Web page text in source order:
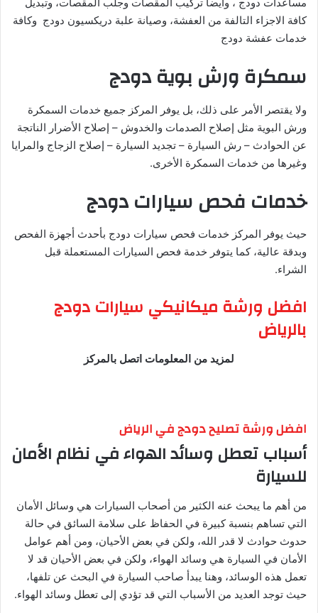
كافة الاجزاء التالفة من العفشة، وصيانة علبة دريكسيون دودج وكافة
خدمات عفشة دودج
سمكرة ورش بوية دودج
ولا يقتصر الأمر على ذلك، بل يوفر المركز جميع خدمات السمكرة
ورش البوية مثل إصلاح الصدمات والخدوش – إصلاح الأضرار الناتجة
عن الحوادث – رش السيارة – تجديد السيارة – إصلاح الزجاج والمرايا
وغيرها من خدمات السمكرة الأخرى.
خدمات فحص سيارات دودج
حيث يوفر المركز خدمات فحص سيارات دودج بأحدث أجهزة الفحص
وبدقة عالية، كما يتوفر خدمة فحص السيارات المستعملة قبل
الشراء.
افضل ورشة ميكانيكي سيارات دودج
بالرياض
لمزيد من المعلومات اتصل بالمركز
افضل ورشة تصليح دودج في الرياض
أسباب تعطل وسائد الهواء في نظام الأمان
للسيارة
من أهم ما يبحث عنه الكثير من أصحاب السيارات هي وسائل الأمان
التي تساهم بنسبة كبيرة في الحفاظ على سلامة السائق في حالة
حدوث حوادث لا قدر الله، ولكن في بعض الأحيان، ومن أهم عوامل
الأمان في السيارة هي وسائد الهواء، ولكن في بعض الأحيان قد لا
تعمل هذه الوسائد، وهنا يبدأ صاحب السيارة في البحث عن تلفها،
حيث توجد العديد من الأسباب التي قد تؤدي إلى تعطل وسائد الهواء.